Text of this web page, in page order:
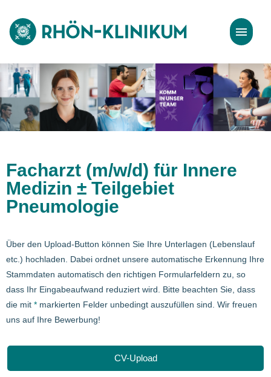
Stellenangebote
Bewerbungstipps
Facharzt (m/w/d) für Innere
Medizin ± Teilgebiet
Pneumologie
Über den Upload-Button können Sie Ihre Unterlagen (Lebenslauf
etc.) hochladen. Dabei ordnet unsere automatische Erkennung Ihre
Stammdaten automatisch den richtigen Formularfeldern zu, so
dass Ihr Eingabeaufwand reduziert wird. Bitte beachten Sie, dass
die mit * markierten Felder unbedingt auszufüllen sind. Wir freuen
uns auf Ihre Bewerbung!
CV-Upload